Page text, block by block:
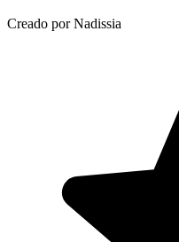
Creado por Nadissia